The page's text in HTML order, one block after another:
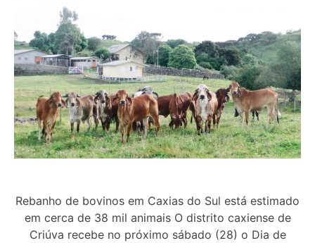
Rebanho de bovinos em Caxias do Sul está estimado
em cerca de 38 mil animais O distrito caxiense de
Criúva recebe no próximo sábado (28) o Dia de